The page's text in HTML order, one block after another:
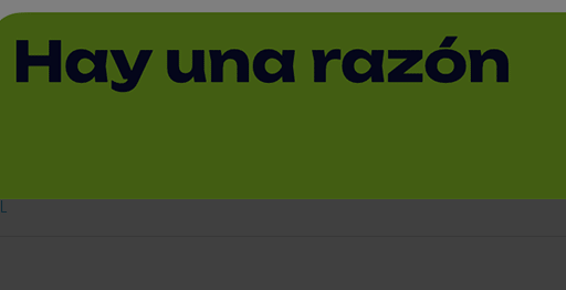
Valladolid impulsará una
para convertir residuos
renovable